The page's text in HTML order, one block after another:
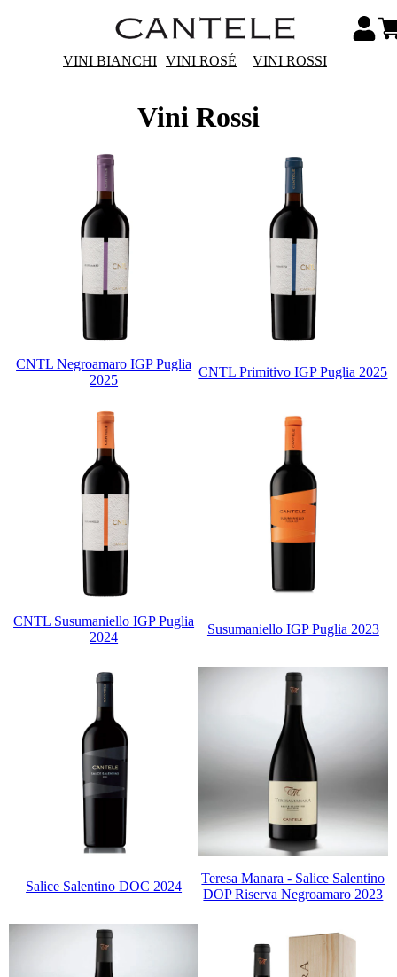
VINI BIANCHI VINI ROSÉ VINI ROSSI
Vini Rossi
CNTL Negroamaro IGP Puglia
2025
CNTL Primitivo IGP Puglia 2025
CNTL Susumaniello IGP Puglia
2024
Susumaniello IGP Puglia 2023
Salice Salentino DOC 2024
Teresa Manara - Salice Salentino
DOP Riserva Negroamaro 2023